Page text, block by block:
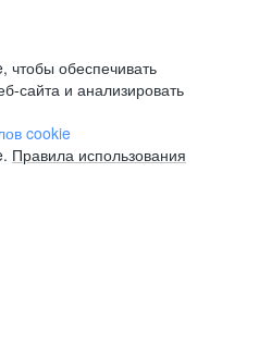
обеспечивать
сайта и анализировать
cookie
Правила использования